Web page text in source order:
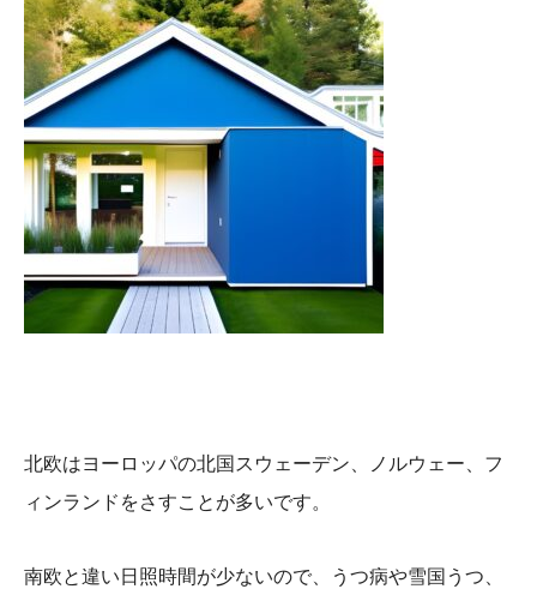
北欧はヨーロッパの北国スウェーデン、ノルウェー、フ
ィンランドをさすことが多いです。
南欧と違い日照時間が少ないので、うつ病や雪国うつ、